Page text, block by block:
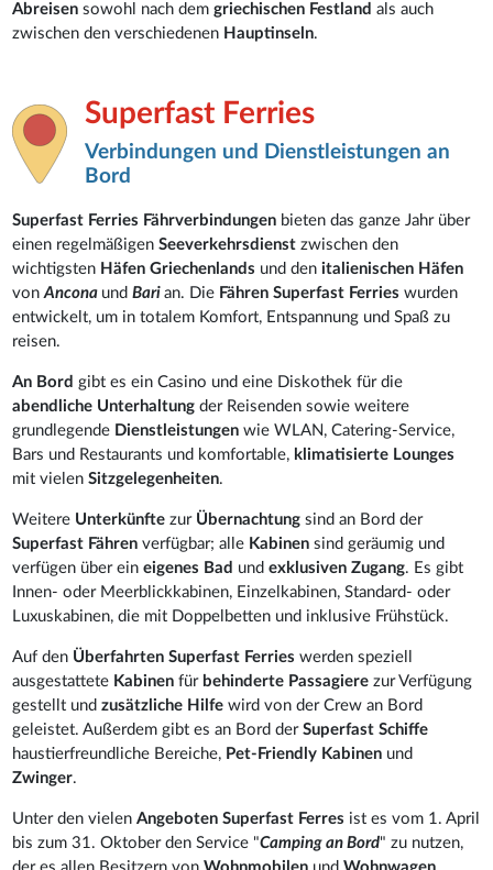
Abreisensowohl nach demgriechischen Festland als auch
zwischen den verschiedenen Hauptinseln.
Superfast Ferries
Verbindungen und Dienstleistungen an
Bord
Superfast Ferries Fährverbindungen bieten das ganze Jahr über
einen regelmäßigenSeeverkehrsdienstzwischen den
wichtigsten Häfen Griechenlands und denitalienischen Häfen
vonAncona undBarian. Die Fähren Superfast Ferries wurden
entwickelt, um in totalem Komfort, Entspannung und Spaß zu
reisen.
An Bord gibt es ein Casino und eine Diskothek für die
abendliche Unterhaltung der Reisenden sowie weitere
grundlegende Dienstleistungenwie WLAN, Catering-Service,
Bars und Restaurants und komfortable, klimatisierte Lounges
mit vielenSitzgelegenheiten.
Weitere Unterkünfte zur Übernachtungsind an Bord der
Superfast Fähren verfügbar; alle Kabinensind geräumig und
verfügen über eineigenes Bad undexklusiven Zugang. Es gibt
Innen- oder Meerblickkabinen, Einzelkabinen, Standard- oder
Luxuskabinen, die mit Doppelbetten und inklusive Frühstück.
Auf den Überfahrten Superfast Ferries werden speziell
ausgestattete Kabinenfür behinderte Passagiere zur Verfügung
gestellt undzusätzliche Hilfe wird von der Crew an Bord
geleistet. Außerdem gibt es an Bord derSuperfast Schiffe
haustierfreundliche Bereiche, Pet-Friendly Kabinen und
Zwinger.
Unter den vielenAngeboten Superfast Ferres ist es vom 1. April
bis zum 31. Oktober den Service "Camping an Bord" zu nutzen,